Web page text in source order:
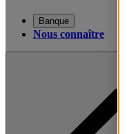
Banque
Nous connaître